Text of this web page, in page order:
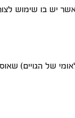
יש בו שימוש
של הגויים)